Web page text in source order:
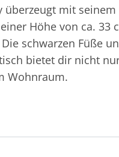
überzeugt mit
Höhe von ca. 33
schwarzen Füße
bietet dir nicht
Wohnraum.